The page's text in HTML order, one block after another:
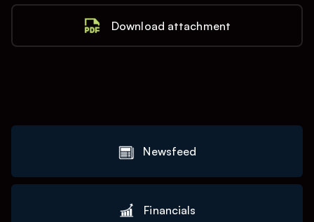
Download attachment
Newsfeed
Financials